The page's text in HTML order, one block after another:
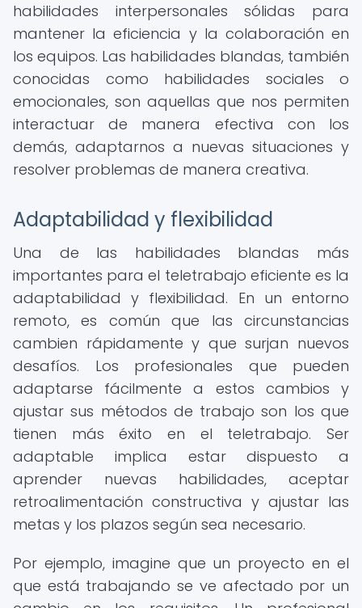
habilidades interpersonales sólidas para
mantener la eficiencia y la colaboración en
los equipos. Las habilidades blandas, también
conocidas como habilidades sociales o
emocionales, son aquellas que nos permiten
interactuar de manera efectiva con los
demás, adaptarnos a nuevas situaciones y
resolver problemas de manera creativa.
Adaptabilidad y flexibilidad
Una de las habilidades blandas más
importantes para el teletrabajo eficiente es la
adaptabilidad y flexibilidad. En un entorno
remoto, es común que las circunstancias
cambien rápidamente y que surjan nuevos
desafíos. Los profesionales que pueden
adaptarse fácilmente a estos cambios y
ajustar sus métodos de trabajo son los que
tienen más éxito en el teletrabajo. Ser
adaptable implica estar dispuesto a
aprender nuevas habilidades, aceptar
retroalimentación constructiva y ajustar las
metas y los plazos según sea necesario.
Por ejemplo, imagine que un proyecto en el
que está trabajando se ve afectado por un